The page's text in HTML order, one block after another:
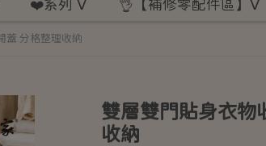
❤️系列 ᐯ 👌【補修零配件區】ᐯ
蓋 分格整理收納
雙層雙門貼身衣物
收納